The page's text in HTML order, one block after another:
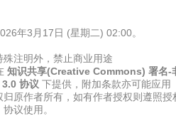
年3月17日 (星期二) 02:00。
殊注明外，禁止商业用途
知识共享(Creative Commons) 署名-
协议 下提供，附加条款亦可能应用
原作者所有，如有作者授权则遵照授
协议使用。